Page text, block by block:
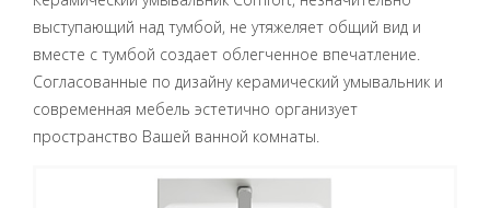
выступающий над тумбой, не утяжеляет общий вид и
вместе с тумбой создает облегченное впечатление.
Согласованные по дизайну керамический умывальник и
современная мебель эстетично организует
пространство Вашей ванной комнаты.